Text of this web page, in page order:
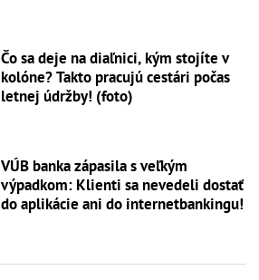
Čo sa deje na diaľnici, kým stojíte v
kolóne? Takto pracujú cestári počas
letnej údržby! (foto)
VÚB banka zápasila s veľkým
výpadkom: Klienti sa nevedeli dostať
do aplikácie ani do internetbankingu!